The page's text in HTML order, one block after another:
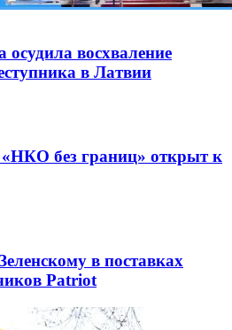
восхваление
в Латвии
«НКО без границ» открыт к
в поставках
Patriot